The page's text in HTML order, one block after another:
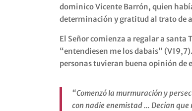
dominico Vicente Barrón, quien
determinación y gratitud al trato de
El Señor comienza a regalar a santa
“entendiesen me los dabais”
personas tuvieran buena opinión de
“Comenzó la murmuración y
con nadie enemistad … Decían